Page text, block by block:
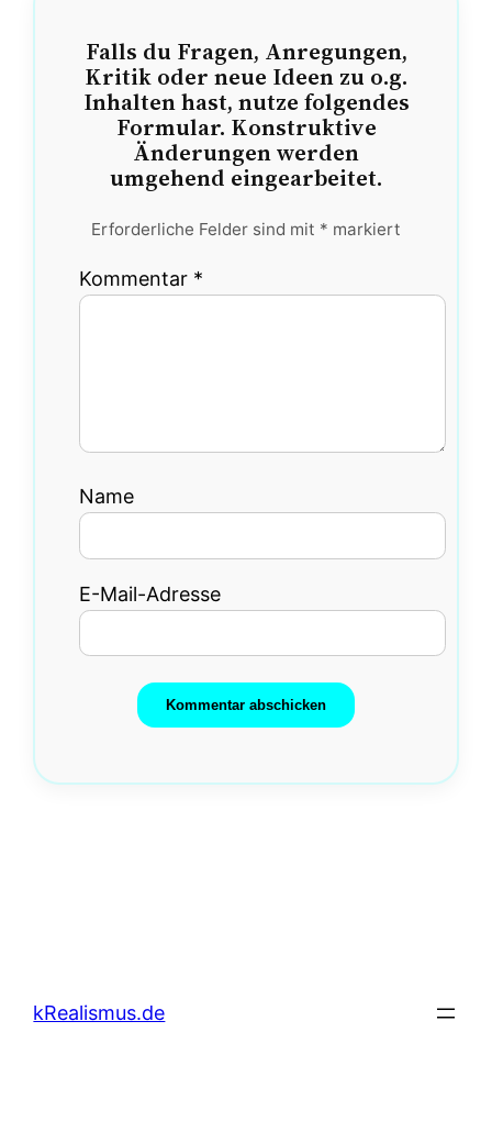
Falls du Fragen, Anregungen,
Kritik oder neue Ideen zu o.g.
Inhalten hast, nutze folgendes
Formular. Konstruktive
Änderungen werden
umgehend eingearbeitet.
Erforderliche Felder sind mit * markiert
Kommentar *
Name
E-Mail-Adresse
kRealismus.de